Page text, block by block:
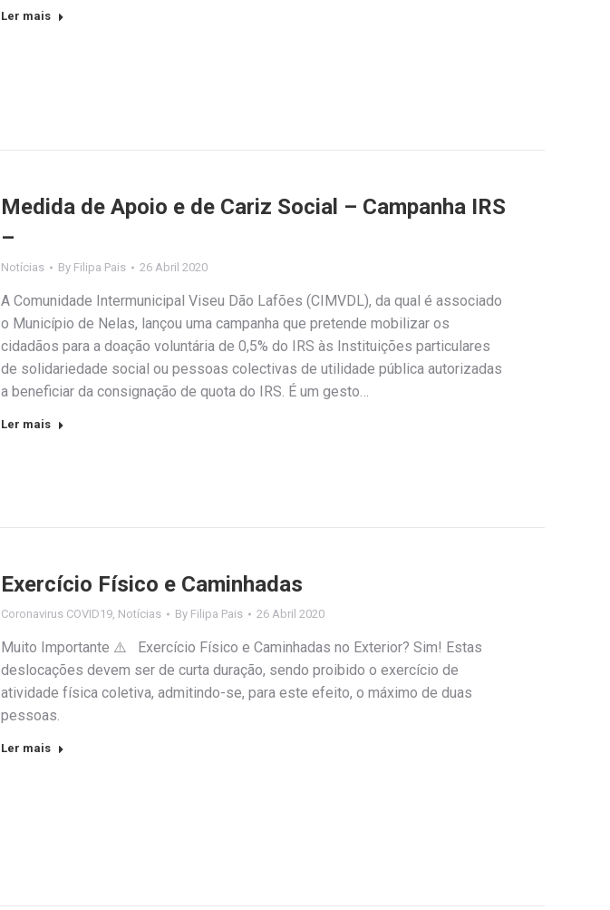
Ler mais
Medida de Apoio e de Cariz Social – Campanha IRS
–
Notícias By Filipa Pais 26 Abril 2020
A Comunidade Intermunicipal Viseu Dão Lafões (CIMVDL), da qual é associado
o Município de Nelas, lançou uma campanha que pretende mobilizar os
cidadãos para a doação voluntária de 0,5% do IRS às Instituições particulares
de solidariedade social ou pessoas colectivas de utilidade pública autorizadas
a beneficiar da consignação de quota do IRS. É um gesto…
Ler mais
Exercício Físico e Caminhadas
Coronavirus COVID19, Notícias By Filipa Pais 26 Abril 2020
Muito Importante ⚠️ Exercício Físico e Caminhadas no Exterior? Sim! Estas
deslocações devem ser de curta duração, sendo proibido o exercício de
atividade física coletiva, admitindo-se, para este efeito, o máximo de duas
pessoas.
Ler mais